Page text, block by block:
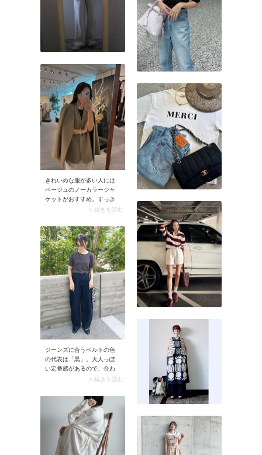
ルのネックレスもおすす
め。ゴールドチェーンネッ
クレスとの重ね着けなど、
アレンジしやすいデザイン
を集めてアクセサリーを気
楽に楽しみましょう！
きれいめな服が多い人には
ベージュのノーカラージャ
ケットがおすすめ。すっき
りとしたシルエットかつ、
演出します。襟がない分イ
ンナーにベストやタートル
ネックを重ねても映えて、
コーデの幅が広がるのも魅
力。きれいめなスタイリン
グにはもちろん、カジュア
ルコーデを品よく仕上げた
いときにも活躍します。黒
と合わせればキリリとモー
ドに、淡色と合わせればソ
フトでフェミニンにと、ど
んな色にも寄り添うのはニ
ュートラルカラーならで
は。一枚で多彩なスタイリ
ングが楽しめますよ。
> 続きを読む
ジーンズに合うベルトの色
の代表は「黒」。大人っぽ
い定番感があるので、合わ
せるだけできちんと感がグ
色どちらのデニムにも合い
> 続きを読む